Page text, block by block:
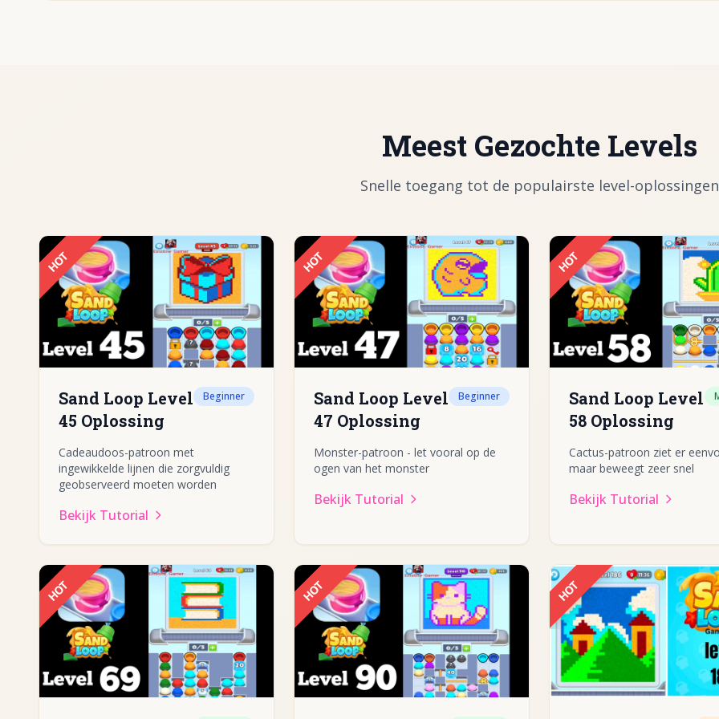
Meest Gezochte Levels
Snelle toegang tot de populairste level-oplossingen
HOT
Sand Loop Level
45 Oplossing
Beginner
Cadeaudoos-patroon met
ingewikkelde lijnen die zorgvuldig
geobserveerd moeten worden
Bekijk Tutorial
HOT
Sand Loop Level
47 Oplossing
Beginner
Monster-patroon - let vooral op de
ogen van het monster
Bekijk Tutorial
HOT
Sand Loop Level
58 Oplossing
Cactus-patroon ziet er
maar beweegt zeer snel
Bekijk Tutorial
HOT HOT HOT